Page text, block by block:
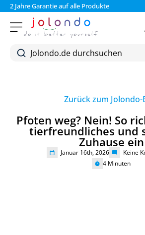
2 Jahre Garantie auf alle Produkte
Zurück zum Jolondo-
Pfoten weg? Nein! So
tierfreundliches und
Zuhause ein
Januar 16th, 2026
Keine
4 Minuten